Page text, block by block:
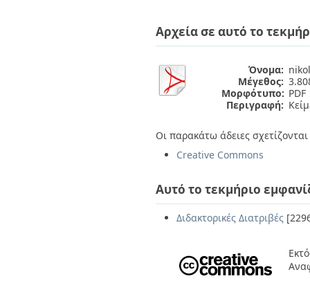
Αρχεία σε αυτό το
Όνομα:
Μέγεθος:
Μορφότυπο: PDF
Περιγραφή:
Οι παρακάτω άδειες
Creative Commons
Αυτό το τεκμήριο
Διδακτορικές Διατριβές